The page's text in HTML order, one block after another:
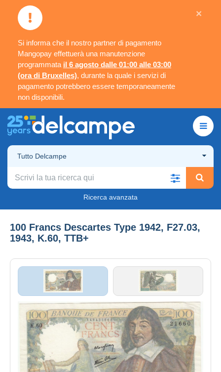
Si informa che il nostro partner di pagamento
Mangopay effettuerà una manutenzione
programmata il 6 agosto dalle 01:00 alle 03:00
(ora di Bruxelles), durante la quale i servizi di
pagamento potrebbero essere temporaneamente
non disponibili.
×
Tutto Delcampe
Ricerca avanzata
100 Francs Descartes Type 1942, F27.03,
1943, K.60, TTB+